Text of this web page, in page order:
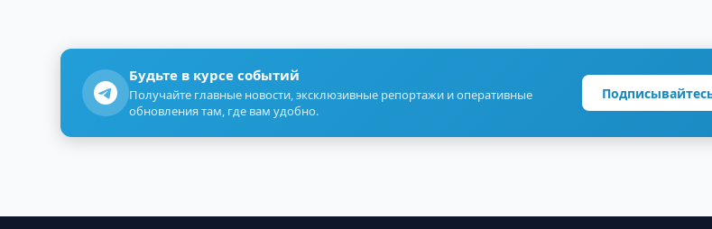
Будьте в курсе событий
Получайте главные новости, эксклюзивные репортажи и оперативные
обновления там, где вам удобно.